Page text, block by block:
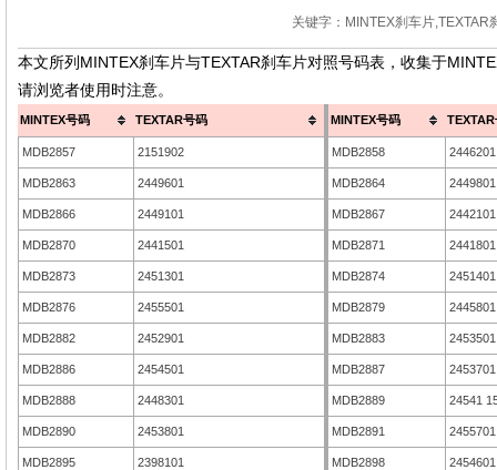
关键字：MINTEX刹车片,TEXTAR
本文所列MINTEX刹车片与TEXTAR刹车片对照号码表，收集于
请浏览者使用时注意。
MINTEX号码 TEXTAR号码 MINTEX号码
MDB2857 2151902 MDB2858 2446201
MDB2863 2449601 MDB2864 2449801
MDB2866 2449101 MDB2867 2442101
MDB2870 2441501 MDB2871 2441801
MDB2873 2451301 MDB2874 2451401
MDB2876 2455501 MDB2879 2445801
MDB2882 2452901 MDB2883 2453501
MDB2886 2454501 MDB2887 2453701
MDB2888 2448301 MDB2889 24541
MDB2890 2453801 MDB2891 2455701
MDB2895 2398101 MDB2898 2454601